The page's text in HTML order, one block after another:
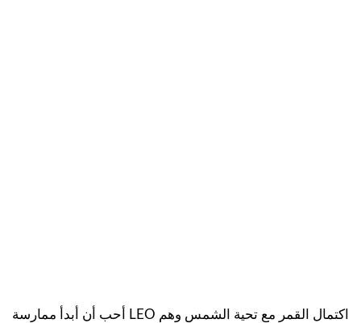
أحب أن أبدأ ممارسة LEO اكتمال القمر مع تحية الشمس وهم